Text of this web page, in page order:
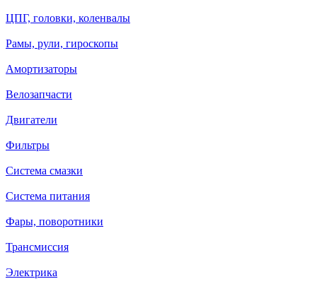
ЦПГ, головки, коленвалы
Рамы, рули, гироскопы
Амортизаторы
Велозапчасти
Двигатели
Фильтры
Система смазки
Система питания
Фары, поворотники
Трансмиссия
Электрика